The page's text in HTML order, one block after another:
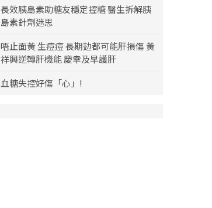
長效胰島素助糖友穩定控糖 醫生拆解胰
島素針劑迷思
唔止面黃 生痘痘 長期攰都可能肝損傷 黃
祥興逆轉肝機能 慶幸及早護肝
血糖失控好傷「心」!